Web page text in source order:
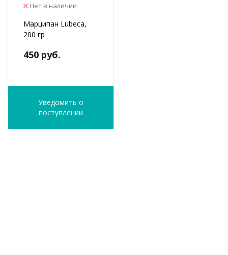
Нет в наличии
Марципан Lubeca,
200 гр
450 руб.
Уведомить о
поступлении